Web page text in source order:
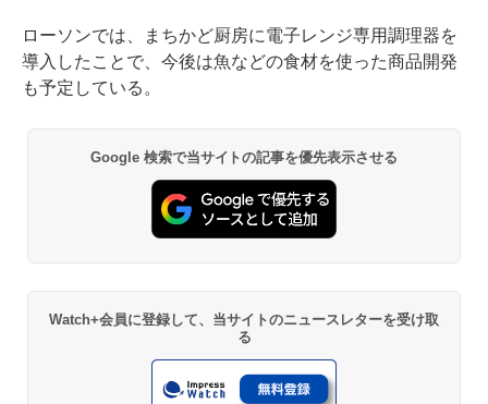
ローソンでは、まちかど厨房に電子レンジ専用調理器を
導入したことで、今後は魚などの食材を使った商品開発
も予定している。
Google 検索で当サイトの記事を優先表示させる
Watch+会員に登録して、当サイトのニュースレターを受け取
る